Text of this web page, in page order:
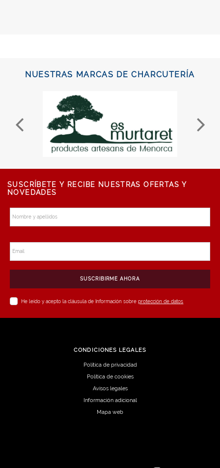
NUESTRAS MARCAS DE CHARCUTERÍA
SUSCRÍBETE Y RECIBE NUESTRAS OFERTAS Y
NOVEDADES
Nombre y apellidos
Email
SUSCRIBIRME AHORA
He leído y acepto la cláusula de Información sobreprotección de datos
CONDICIONES LEGALES
Política de privacidad
Política de cookies
Avisos legales
Información adicional
Mapa web